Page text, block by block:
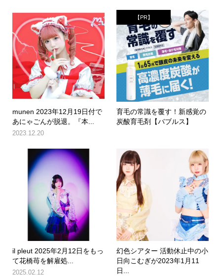
munen 2023年12月19日付で
あにゃごんが脱退。『本...
2023.12.20
【PR】
育毛の常識を覆す！新感覚の
炭酸育毛剤【バブルス】
il pleut 2025年2月12日をもっ
て花橋苺を解雇処...
2025.02.12
幻色シアター 活動休止中の小
日向こむぎが2023年1月11
日...